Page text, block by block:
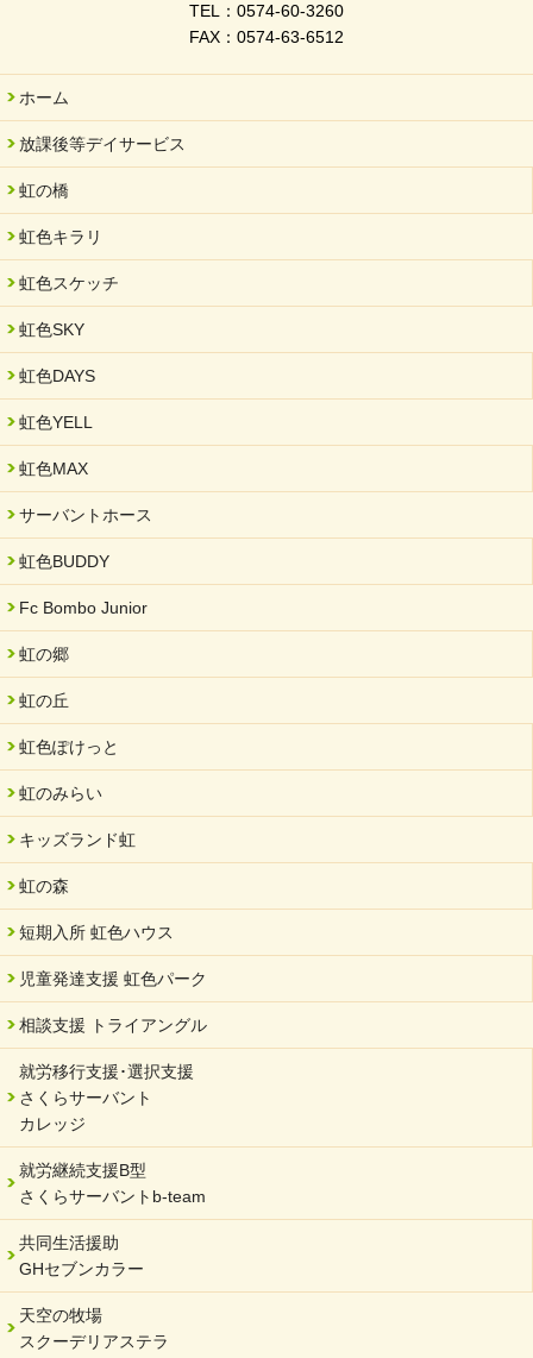
TEL：0574-60-3260
FAX：0574-63-6512
ホーム
放課後等デイサービス
虹の橋
虹色キラリ
虹色スケッチ
虹色SKY
虹色DAYS
虹色YELL
虹色MAX
サーバントホース
虹色BUDDY
Fc Bombo Junior
虹の郷
虹の丘
虹色ぽけっと
虹のみらい
キッズランド虹
虹の森
短期入所 虹色ハウス
児童発達支援 虹色パーク
相談支援 トライアングル
就労移行支援･選択支援
さくらサーバント
カレッジ
就労継続支援B型
さくらサーバントb-team
共同生活援助
GHセブンカラー
天空の牧場
スクーデリアステラ